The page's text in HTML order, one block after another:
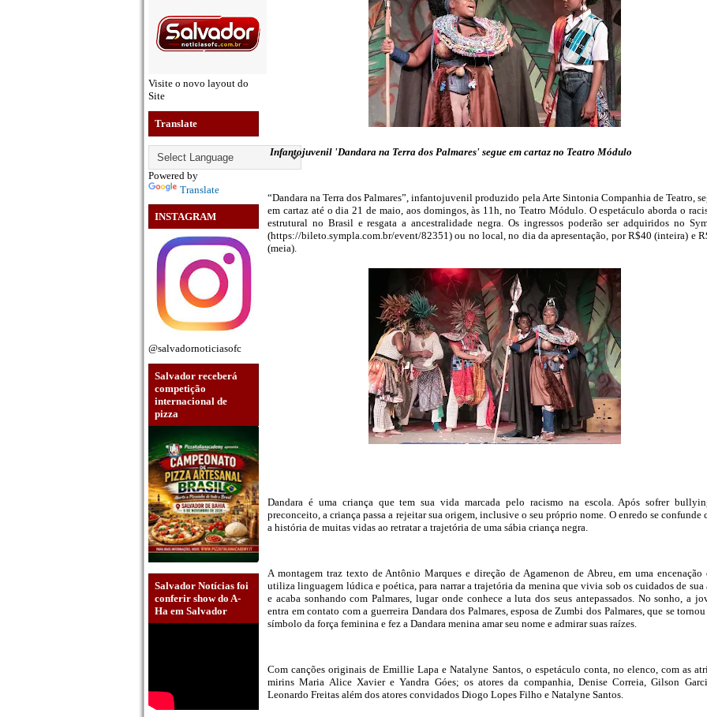
Visite o novo layout do
Site
Translate
Powered by
Translate
INSTAGRAM
@salvadornoticiasofc
Salvador receberá
competição
internacional de
pizza
Salvador Notícias foi
conferir show do A-
Ha em Salvador
Infantojuvenil 'Dandara na Terra dos Palmares' segue em cartaz no Teatro Módulo
“Dandara na Terra dos Palmares”, infantojuvenil produzido pela Arte Sintonia Companhia de Teatro,
em cartaz até o dia 21 de maio, aos domingos, às 11h, no Teatro Módulo. O espetáculo aborda o
estrutural no Brasil e resgata a ancestralidade negra. Os ingressos poderão ser adquiridos no
(https://bileto.sympla.com.br/event/82351) ou no local, no dia da apresentação, por R$40 (inteira) e
(meia).
Dandara é uma criança que tem sua vida marcada pelo racismo na escola. Após sofrer
preconceito, a criança passa a rejeitar sua origem, inclusive o seu próprio nome. O enredo se confunde
a história de muitas vidas ao retratar a trajetória de uma sábia criança negra.
A montagem traz texto de Antônio Marques e direção de Agamenon de Abreu, em uma encenação
utiliza linguagem lúdica e poética, para narrar a trajetória da menina que vivia sob os cuidados de sua
e acaba sonhando com Palmares, lugar onde conhece a luta dos seus antepassados. No sonho, a
entra em contato com a guerreira Dandara dos Palmares, esposa de Zumbi dos Palmares, que se
símbolo da força feminina e fez a Dandara menina amar seu nome e admirar suas raízes.
Com canções originais de Emillie Lapa e Natalyne Santos, o espetáculo conta, no elenco, com as
mirins Maria Alice Xavier e Yandra Góes; os atores da companhia, Denise Correia, Gilson
Leonardo Freitas além dos atores convidados Diogo Lopes Filho e Natalyne Santos.